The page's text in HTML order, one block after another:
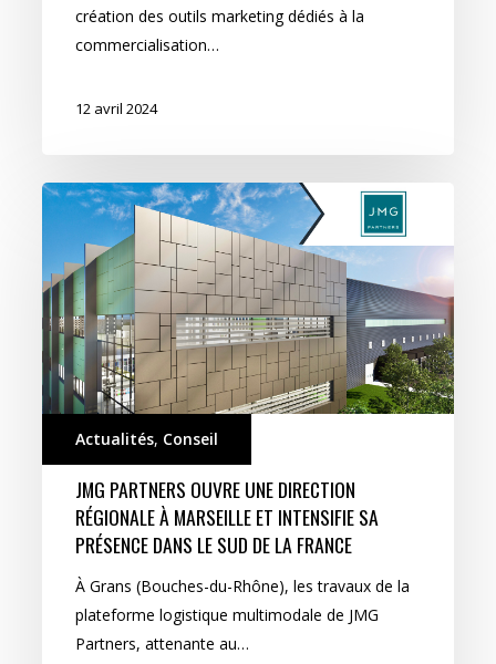
création des outils marketing dédiés à la
commercialisation…
12 avril 2024
Actualités, Conseil
JMG PARTNERS OUVRE UNE DIRECTION
RÉGIONALE À MARSEILLE ET INTENSIFIE SA
PRÉSENCE DANS LE SUD DE LA FRANCE
À Grans (Bouches-du-Rhône), les travaux de la
plateforme logistique multimodale de JMG
Partners, attenante au…